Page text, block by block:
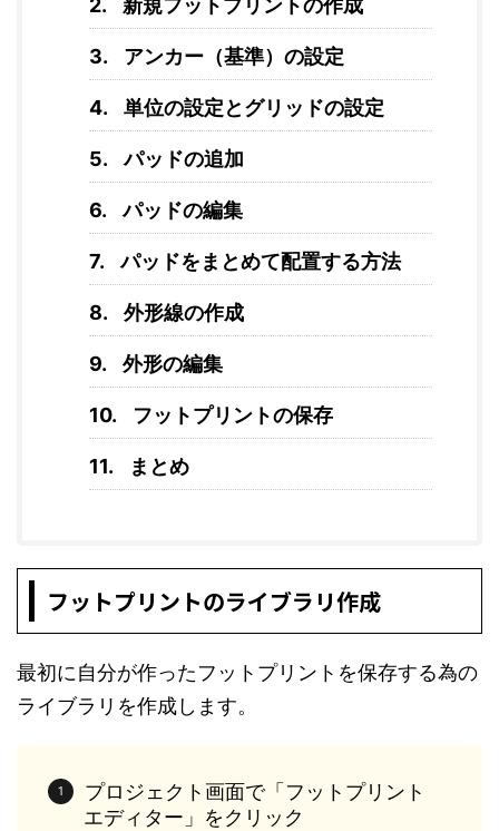
新規フットプリントの作成
アンカー（基準）の設定
単位の設定とグリッドの設定
パッドの追加
パッドの編集
パッドをまとめて配置する方法
外形線の作成
外形の編集
フットプリントの保存
まとめ
フットプリントのライブラリ作成
最初に自分が作ったフットプリントを保存する為の
ライブラリを作成します。
プロジェクト画面で「フットプリント
エディター」をクリック